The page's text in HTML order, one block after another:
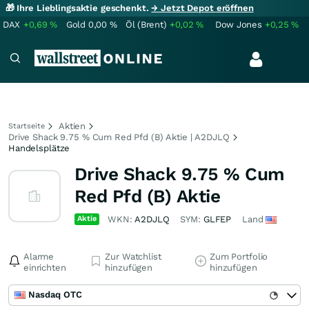
🎁 Ihre Lieblingsaktie geschenkt.→ Jetzt Depot eröffnen
DAX +0,69% Gold 0,00 % Öl (Brent) +0,02% Dow Jones +0,25%
Startseite
Aktien
Drive Shack 9.75 % Cum Red Pfd (B) Aktie | A2DJLQ
Handelsplätze
Drive Shack 9.75 % Cum
Red Pfd (B) Aktie
Aktie WKN:A2DJLQ SYM: GLFEP Land
Alarme
einrichten
Zur Watchlist
hinzufügen
Zum Portfolio
hinzufügen
Nasdaq OTC